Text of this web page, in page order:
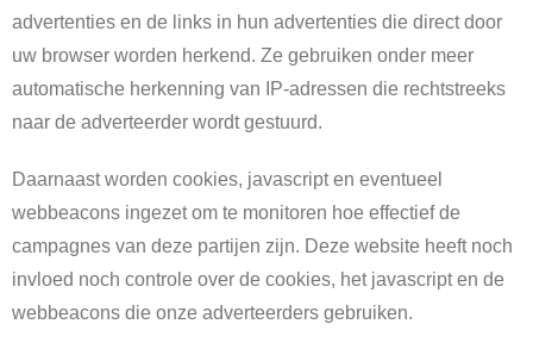
advertenties en de links in hun advertenties die direct door
uw browser worden herkend. Ze gebruiken onder meer
automatische herkenning van IP-adressen die rechtstreeks
naar de adverteerder wordt gestuurd.
Daarnaast worden cookies, javascript en eventueel
webbeacons ingezet om te monitoren hoe effectief de
campagnes van deze partijen zijn. Deze website heeft noch
invloed noch controle over de cookies, het javascript en de
webbeacons die onze adverteerders gebruiken.